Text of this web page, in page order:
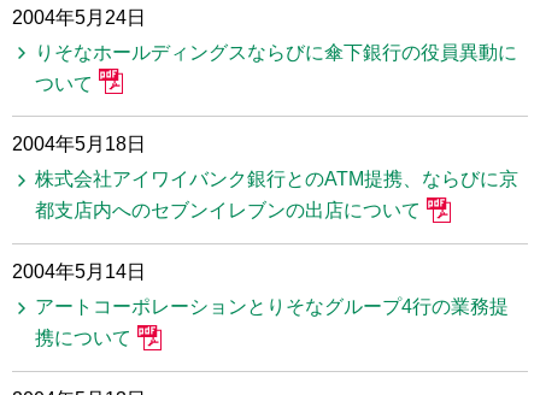
2004年5月24日
りそなホールディングスならびに傘下銀行の役員異動に
ついて
2004年5月18日
株式会社アイワイバンク銀行とのATM提携、ならびに京
都支店内へのセブンイレブンの出店について
2004年5月14日
アートコーポレーションとりそなグループ4行の業務提
携について